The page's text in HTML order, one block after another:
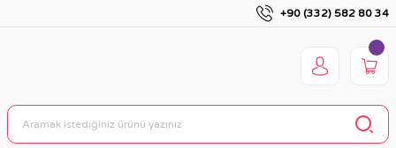
+90 (332) 582 80 34